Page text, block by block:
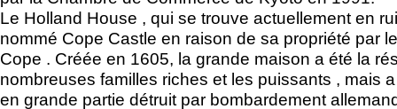
Le Holland House , qui se trouve actuellement en
nommé Cope Castle en raison de sa propriété par
Cope . Créée en 1605, la grande maison a été la
nombreuses familles riches et les puissants , mais
en grande partie détruit par bombardement